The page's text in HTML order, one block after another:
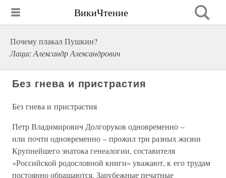
ВикиЧтение
Почему плакал Пушкин?
Лацис Александр Александрович
Без гнева и пристрастия
Без гнева и пристрастия
Петр Владимирович Долгоруков одновременно –
или почти одновременно – прожил три разных жизни
Крупнейшего знатока генеалогии, составителя
«Российской родословной книги» уважают, к его трудам
постоянно обращаются. Зарубежные печатные